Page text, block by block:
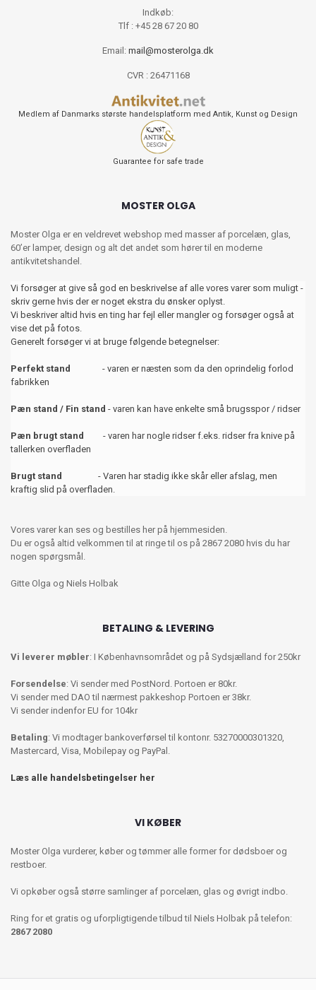
Indkøb:
Tlf : +45 28 67 20 80
Email: mail@mosterolga.dk
CVR : 26471168
Medlem af Danmarks største handelsplatform med Antik, Kunst og Design
Guarantee for safe trade
MOSTER OLGA
Moster Olga er en veldrevet webshop med masser af porcelæn, glas,
60’er lamper, design og alt det andet som hører til en moderne
antikvitetshandel.
Vi forsøger at give så god en beskrivelse af alle vores varer som muligt -
skriv gerne hvis der er noget ekstra du ønsker oplyst.
Vi beskriver altid hvis en ting har fejl eller mangler og forsøger også at
vise det på fotos.
Generelt forsøger vi at bruge følgende betegnelser:
Perfekt stand - varen er næsten som da den oprindelig forlod
fabrikken
Pæn stand / Fin stand - varen kan have enkelte små brugsspor / ridser
Pæn brugt stand
- varen har nogle ridser f.eks. ridser fra knive på
tallerken overfladen
Brugt stand
- Varen har stadig ikke skår eller afslag, men
kraftig slid på overfladen.
Vores varer kan ses og bestilles her på hjemmesiden.
Du er også altid velkommen til at ringe til os på 2867 2080 hvis du har
nogen spørgsmål.
Gitte Olga og Niels Holbak
BETALING & LEVERING
Vi leverer møbler: I Københavnsområdet og på Sydsjælland for 250kr
Forsendelse: Vi sender med PostNord. Portoen er 80kr.
Vi sender med DAO til nærmest pakkeshop Portoen er 38kr.
Vi sender indenfor EU for 104kr
Betaling: Vi modtager bankoverførsel til kontonr. 53270000301320,
Mastercard, Visa, Mobilepay og PayPal.
Læs alle handelsbetingelser her
VI KØBER
Moster Olga vurderer, køber og tømmer alle former for dødsboer og
restboer.
Vi opkøber også større samlinger af porcelæn, glas og øvrigt indbo.
Ring for et gratis og uforpligtigende tilbud til Niels Holbak på telefon:
2867 2080